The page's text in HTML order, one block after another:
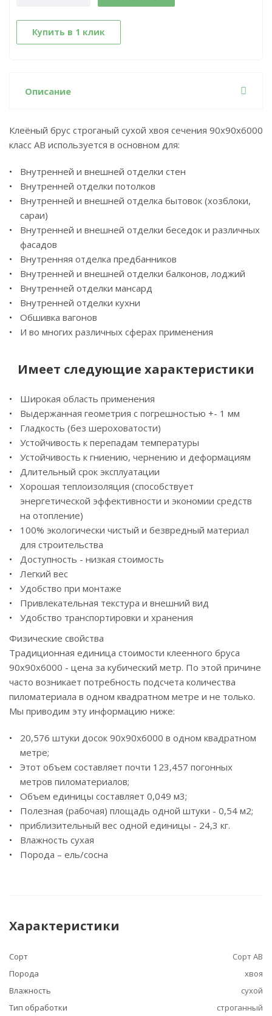
Купить в 1 клик
Описание
Клеёный брус строганый сухой хвоя сечения 90х90x6000
класс АВ используется в основном для:
Внутренней и внешней отделки стен
Внутренней отделки потолков
Внутренней и внешней отделка бытовок (хозблоки,
сараи)
Внутренней и внешней отделки беседок и различных
фасадов
Внутренняя отделка предбанников
Внутренней и внешней отделки балконов, лоджий
Внутренней отделки мансард
Внутренней отделки кухни
Обшивка вагонов
И во многих различных сферах применения
Имеет следующие характеристики
Широкая область применения
Выдержанная геометрия с погрешностью +- 1 мм
Гладкость (без шероховатости)
Устойчивость к перепадам температуры
Устойчивость к гниению, чернению и деформациям
Длительный срок эксплуатации
Хорошая теплоизоляция (способствует
энергетической эффективности и экономии средств
на отопление)
100% экологически чистый и безвредный материал
для строительства
Доступность - низкая стоимость
Легкий вес
Удобство при монтаже
Привлекательная текстура и внешний вид
Удобство транспортировки и хранения
Физические свойства
Традиционная единица стоимости клеенного бруса
90х90x6000 - цена за кубический метр. По этой причине
часто возникает потребность подсчета количества
пиломатериала в одном квадратном метре и не только.
Мы приводим эту информацию ниже:
20,576 штуки досок 90х90x6000 в одном квадратном
метре;
Этот объем составляет почти 123,457 погонных
метров пиломатериалов;
Объем единицы составляет 0,049 м3;
Полезная (рабочая) площадь одной штуки - 0,54 м2;
приблизительный вес одной единицы - 24,3 кг.
Влажность сухая
Порода – ель/сосна
Характеристики
Сорт
Сорт АВ
Порода
хвоя
Влажность
сухой
Тип обработки
строганный